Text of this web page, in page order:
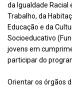
da Igualdade Racial
Trabalho, da
Educação e da
Socioeducativo
jovens em
participar do
Orientar os órgãos